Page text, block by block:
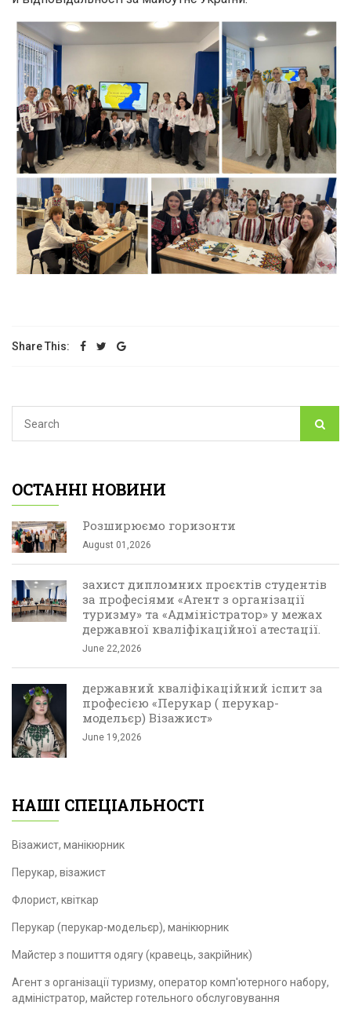
Share This:
ОСТАННІ НОВИНИ
Розширюємо горизонти
August 01,2026
захист дипломних проєктів студентів
за професіями «Агент з організації
туризму» та «Адміністратор» у межах
державної кваліфікаційної атестації.
June 22,2026
державний кваліфікаційний іспит за
професією «Перукар ( перукар-
модельєр) Візажист»
June 19,2026
НАШІ СПЕЦІАЛЬНОСТІ
Візажист, манікюрник
Перукар, візажист
Флорист, квіткар
Перукар (перукар-модельєр), манікюрник
Майстер з пошиття одягу (кравець, закрійник)
Агент з організації туризму, оператор комп'ютерного набору,
адміністратор, майстер готельного обслуговування